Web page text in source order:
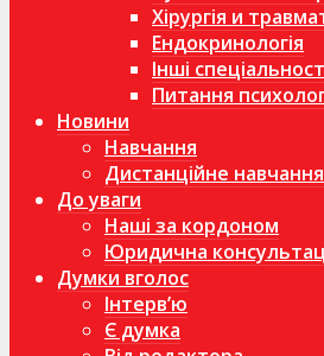
Хірургія и
Ендокринологія
Інші
Питання
Новини
Навчання
Дистанційне навчання
До уваги
Наші за кордоном
Юридична
Думки вголос
Інтерв’ю
Є думка